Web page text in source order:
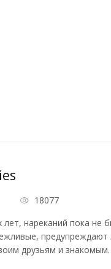
18077
нареканий пока не
друзьям и знакомым.